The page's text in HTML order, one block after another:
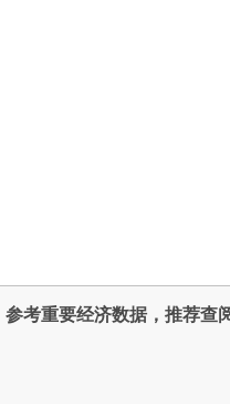
参考重要经济数据，推荐查